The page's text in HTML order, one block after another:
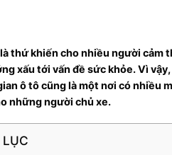
thứ khiến cho nhiều người cảm
xấu tới vấn đề sức khỏe. Vì
ô tô cũng là một nơi có nhiều
những người chủ xe.